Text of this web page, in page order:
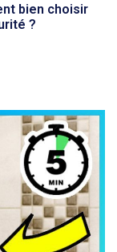
bien choisir
?